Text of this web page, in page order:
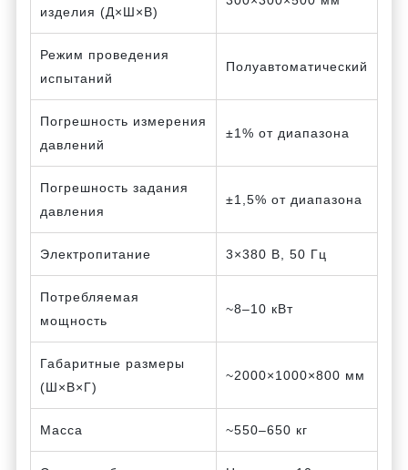
изделия (Д×Ш×В)
Режим проведения
испытаний
Полуавтоматический
Погрешность измерения
давлений
±1% от диапазона
Погрешность задания
давления
±1,5% от диапазона
Электропитание 3×380 В, 50 Гц
Потребляемая
мощность
~8–10 кВт
Габаритные размеры
(Ш×В×Г)
~2000×1000×800 мм
Масса ~550–650 кг